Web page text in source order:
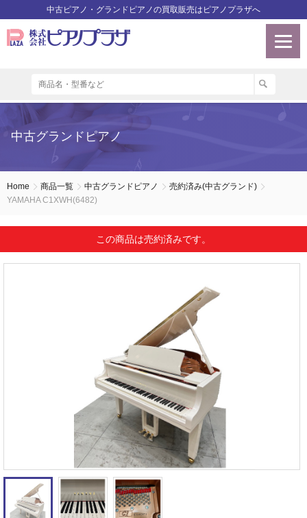
中古ピアノ・グランドピアノの買取販売はピアノプラザへ
中古グランドピアノ
Home 商品一覧 中古グランドピアノ
売約済み(中古グランド)
YAMAHA C1XWH(6482)
この商品は売約済みです。